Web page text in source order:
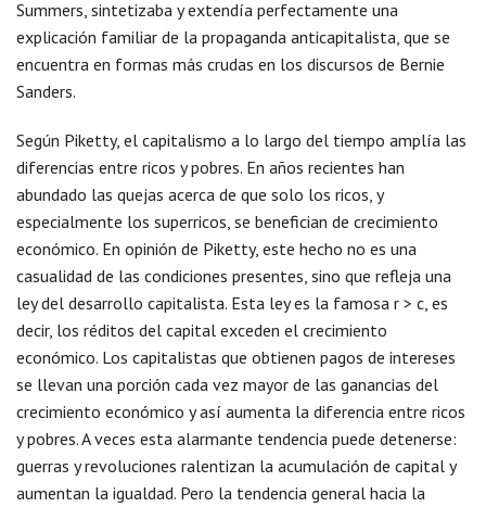
Summers, sintetizaba y extendía perfectamente una
explicación familiar de la propaganda anticapitalista, que se
encuentra en formas más crudas en los discursos de Bernie
Sanders.
Según Piketty, el capitalismo a lo largo del tiempo amplía las
diferencias entre ricos y pobres. En años recientes han
abundado las quejas acerca de que solo los ricos, y
especialmente los superricos, se benefician de crecimiento
económico. En opinión de Piketty, este hecho no es una
casualidad de las condiciones presentes, sino que refleja una
ley del desarrollo capitalista. Esta ley es la famosa r > c, es
decir, los réditos del capital exceden el crecimiento
económico. Los capitalistas que obtienen pagos de intereses
se llevan una porción cada vez mayor de las ganancias del
crecimiento económico y así aumenta la diferencia entre ricos
y pobres. A veces esta alarmante tendencia puede detenerse:
guerras y revoluciones ralentizan la acumulación de capital y
aumentan la igualdad. Pero la tendencia general hacia la